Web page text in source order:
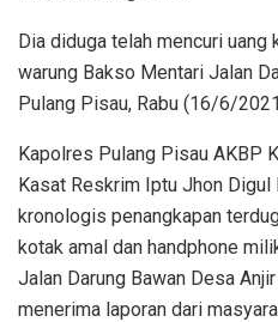
Dia diduga telah mencuri uang
warung Bakso Mentari Jalan
Pulang Pisau, Rabu (16/6/
Kapolres Pulang Pisau AKBP
Kasat Reskrim Iptu Jhon Digul
kronologis penangkapan
kotak amal dan handphone
Jalan Darung Bawan Desa
menerima laporan dari